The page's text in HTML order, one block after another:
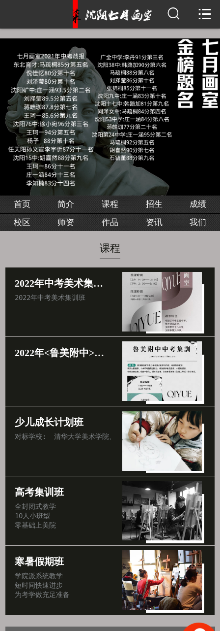
首页
简介
课程
招生
成绩
校区
师资
作品
资讯


首页 简介 课程 招生
成绩
校区
师资 作品 资讯 我们
课程
2022年中考美术集训班
2022年中考美术集训班
2022年<鲁美附中>中考集训班
少儿成长计划班
对标学校:  清华大学美术学院、中央美术学院、北京电影学院、
高考集训班
全封闭式教学
10人小班型
零基础上美院
寒暑假期班
学院派系统教学
短时间快速进步
为考学做充足准备